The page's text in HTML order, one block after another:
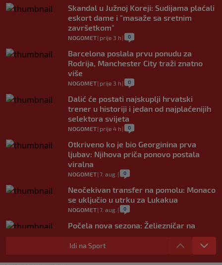
Skandal u Južnoj Koreji: Sudijama plaćali
eskort dame i "masaže sa sretnim
završetkom"
NOGOMET| prije 3 h | 0
Barcelona poslala prvu ponudu za
Rodrija, Manchester City traži znatno
više
NOGOMET| prije 3 h | 0
Dalić će postati najskuplji hrvatski
trener u historiji i jedan od najplaćenijih
selektora svijeta
NOGOMET| prije 4 h | 0
Otkriveno ko je bio Georginina prva
ljubav: Njihova priča ponovo postala
viralna
NOGOMET| 7. aug. | 0
Neočekivan transfer na pomolu: Monaco
se uključio u utrku za Lukakua
NOGOMET| 7. aug. | 0
Počela nova sezona: Željezničar na
NOGOMET|7. aug.
UEFA pokreće istragu: Je li Infantino
Idi na Sport